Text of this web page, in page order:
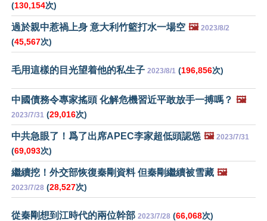
(130,154次)
過於親中惹禍上身 意大利竹籃打水一場空 🖼️ 2023/8/2
(45,567次)
毛用這樣的目光望着他的私生子 2023/8/1 (196,856次)
中國債務令專家搖頭 化解危機習近平敢放手一搏嗎？ 🖼️
2023/7/31 (29,016次)
中共急眼了！爲了出席APEC李家超低頭認慫 🖼️ 2023/7/31
(69,093次)
繼續挖！外交部恢復秦剛資料 但秦剛繼續被雪藏 🖼️
2023/7/28 (28,527次)
從秦剛想到江時代的兩位幹部 2023/7/28 (66,068次)